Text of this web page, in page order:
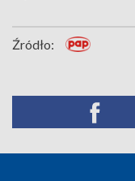
Źródło: